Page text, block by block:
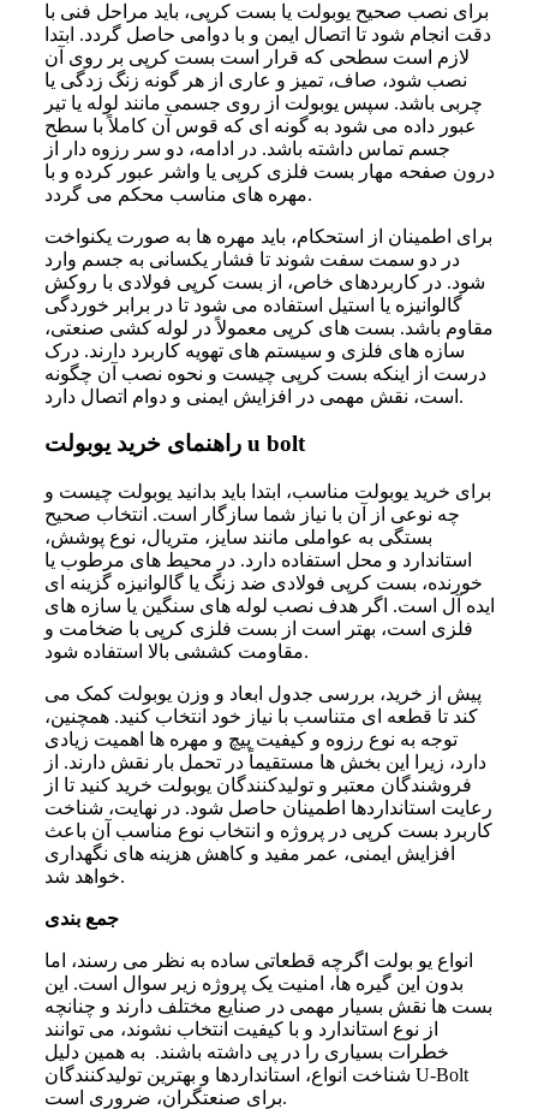
برای نصب صحیح یوبولت یا بست کرپی، باید مراحل فنی با
دقت انجام شود تا اتصال ایمن و با دوامی حاصل گردد. ابتدا
لازم است سطحی که قرار است بست کرپی بر روی آن
نصب شود، صاف، تمیز و عاری از هر گونه زنگ‌ زدگی یا
چربی باشد. سپس یوبولت از روی جسمی مانند لوله یا تیر
عبور داده می‌ شود به‌ گونه‌ ای که قوس آن کاملاً با سطح
جسم تماس داشته باشد. در ادامه، دو سر رزوه‌ دار از
درون صفحه مهار بست فلزی کرپی یا واشر عبور کرده و با
مهره‌ های مناسب محکم می‌ گردد.
برای اطمینان از استحکام، باید مهره‌ ها به‌ صورت یکنواخت
در دو سمت سفت شوند تا فشار یکسانی به جسم وارد
شود. در کاربردهای خاص، از بست کرپی فولادی با روکش
گالوانیزه یا استیل استفاده می‌ شود تا در برابر خوردگی
مقاوم باشد. بست‌ های کرپی معمولاً در لوله‌ کشی صنعتی،
سازه‌ های فلزی و سیستم‌ های تهویه کاربرد دارند. درک
درست از اینکه بست کرپی چیست و نحوه نصب آن چگونه
است، نقش مهمی در افزایش ایمنی و دوام اتصال دارد.
راهنمای خرید یوبولت u bolt
برای خرید یوبولت مناسب، ابتدا باید بدانید یوبولت چیست و
چه نوعی از آن با نیاز شما سازگار است. انتخاب صحیح
بستگی به عواملی مانند سایز، متریال، نوع پوشش،
استاندارد و محل استفاده دارد. در محیط‌ های مرطوب یا
خورنده، بست کرپی فولادی ضد زنگ یا گالوانیزه گزینه‌ ای
ایده‌ آل است. اگر هدف نصب لوله‌ های سنگین یا سازه‌ های
فلزی است، بهتر است از بست فلزی کرپی با ضخامت و
مقاومت کششی بالا استفاده شود.
پیش از خرید، بررسی جدول ابعاد و وزن یوبولت کمک می‌
کند تا قطعه‌ ای متناسب با نیاز خود انتخاب کنید. همچنین،
توجه به نوع رزوه و کیفیت پیچ و مهره‌ ها اهمیت زیادی
دارد، زیرا این بخش‌ ها مستقیماً در تحمل بار نقش دارند. از
فروشندگان معتبر و تولیدکنندگان یوبولت خرید کنید تا از
رعایت استانداردها اطمینان حاصل شود. در نهایت، شناخت
کاربرد بست کرپی در پروژه و انتخاب نوع مناسب آن باعث
افزایش ایمنی، عمر مفید و کاهش هزینه‌ های نگهداری
خواهد شد.
جمع بندی
انواع یو بولت‌ اگرچه قطعاتی ساده به نظر می رسند، اما
بدون این گیره ها، امنیت یک پروژه زیر سوال است. این
بست ها نقش بسیار مهمی در صنایع مختلف دارند و چنانچه
از نوع استاندارد و با کیفیت انتخاب نشوند، می توانند
خطرات بسیاری را در پی داشته باشند. به همین دلیل
شناخت انواع، استانداردها و بهترین تولیدکنندگان U-Bolt
برای صنعتگران، ضروری است.